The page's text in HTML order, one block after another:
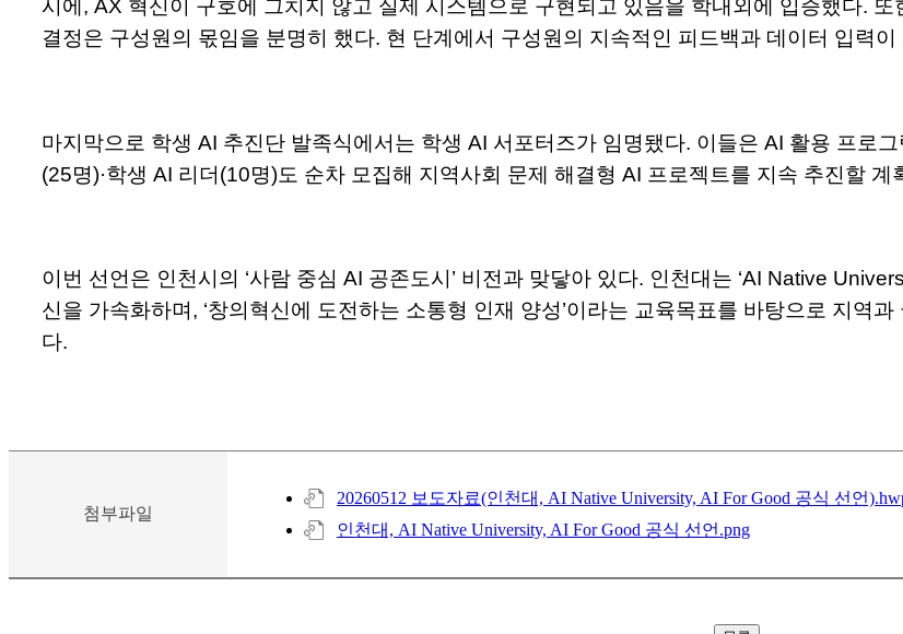
시에, AX 혁신이 구호에 그치지 않고 실제 시스템으로 구현되고 있음을 학내외에 입증했다.
결정은 구성원의 몫임을 분명히 했다. 현 단계에서 구성원의 지속적인 피드백과 데이터 입력
마지막으로 학생 AI 추진단 발족식에서는 학생 AI 서포터즈가 임명됐다. 이들은 AI 활용 프로
(25명)·학생 AI 리더(10명)도 순차 모집해 지역사회 문제 해결형 AI 프로젝트를 지속 추진할 계
이번 선언은 인천시의 ‘사람 중심 AI 공존도시’ 비전과 맞닿아 있다. 인천대는 ‘AI Native
신을 가속화하며, ‘창의혁신에 도전하는 소통형 인재 양성’이라는 교육목표를 바탕으로 지역
다.
첨부파일
20260512 보도자료(인천대, AI Native University, AI For Good 공식 선언
인천대, AI Native University, AI For Good 공식 선언.png